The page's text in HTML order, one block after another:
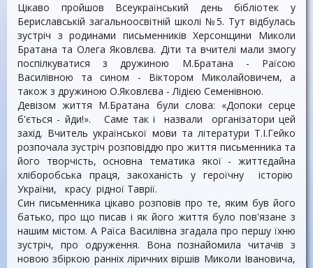
Цікаво пройшов Всеукраїнський день бібліотек у
Бериславській загальноосвітній школі №5. Тут відбулась
зустріч з родинами письменників Херсонщини Миколи
Братана та Олега Яковлєва. Діти та вчителі мали змогу
поспілкуватися з дружиною М.Братана - Раїсою
Василівною та сином - Віктором Миколайовичем, а
також з дружиною О.Яковлєва - Лідією Семенівною.
Девізом життя М.Братана були слова: «Допоки серце
б'ється - йди!». Саме так і назвали організатори цей
захід. Вчитель української мови та літератури Т.І.Гейко
розпочала зустріч розповіддю про життя письменника та
його творчість, основна тематика якої - життєдайна
хліборобська праця, закоханість у героїчну історію
України, красу рідної Таврії.
Син письменника цікаво розповів про те, яким був його
батько, про що писав і як його життя було пов'язане з
нашим містом. А Раїса Василівна згадала про першу їхню
зустріч, про одруження. Вона познайомила читачів з
новою збіркою ранніх ліричних віршів Миколи Івановича,